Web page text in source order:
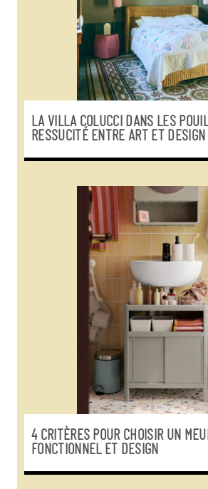
LA VILLA COLUCCI DANS LES
RESSUCITÉ ENTRE ART ET DESIGN
4 CRITÈRES POUR CHOISIR UN
FONCTIONNEL ET DESIGN